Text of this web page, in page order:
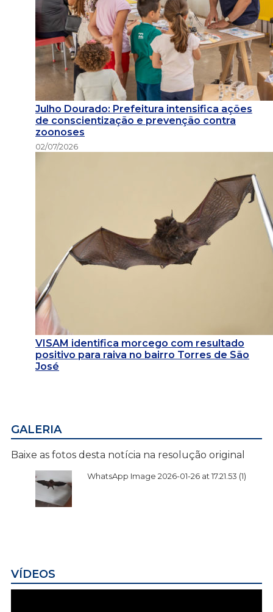
Julho Dourado: Prefeitura intensifica ações
de conscientização e prevenção contra
zoonoses
02/07/2026
VISAM identifica morcego com resultado
positivo para raiva no bairro Torres de São
José
GALERIA
Baixe as fotos desta notícia na resolução original
WhatsApp Image 2026-01-26 at 17.21.53 (1)
VÍDEOS